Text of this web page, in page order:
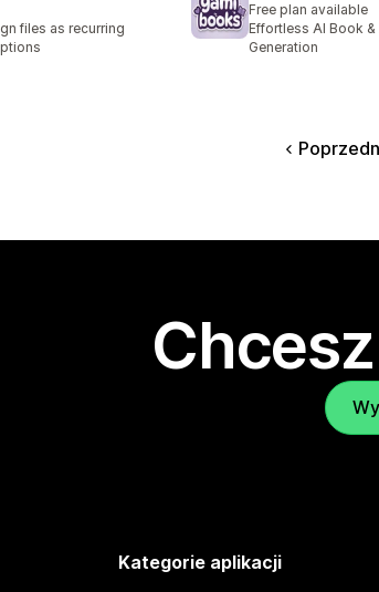
files as recurring
Free plan available
Effortless AI Book
Generation
Kategorie aplikacji